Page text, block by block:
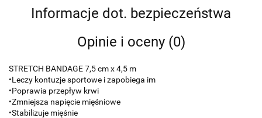
Informacje dot. bezpieczeństwa
Opinie i oceny (0)
STRETCH BANDAGE 7,5 cm x 4,5 m
•Leczy kontuzje sportowe i zapobiega im
•Poprawia przepływ krwi
•Zmniejsza napięcie mięśniowe
•Stabilizuje mięśnie